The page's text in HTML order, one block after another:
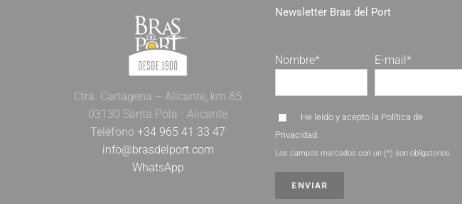
Ctra. Cartagena – Alicante, km 85
03130 Santa Pola - Alicante
Teléfono +34 965 41 33 47
info@brasdelport.com
WhatsApp
Newsletter Bras del Port
Nombre* E-mail*
He leído y acepto la Política de
Privacidad.
Los campos marcados con un (*) son obligatorios.